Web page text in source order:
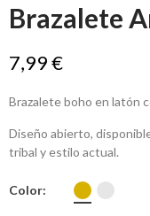
Brazalete
7,99 €
Brazalete boho en latón
Diseño abierto,
tribal y estilo actual.
Color